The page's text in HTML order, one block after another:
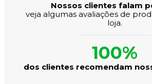
Nossos clientes falam
veja algumas avaliações de
loja.
100%
dos clientes recomendam